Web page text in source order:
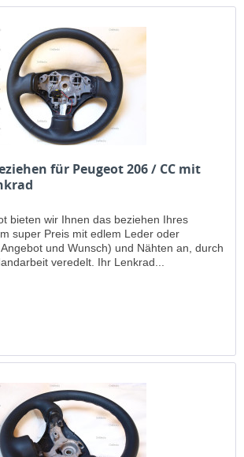
für Peugeot 206 / CC mit
bieten wir Ihnen das beziehen Ihres
super Preis mit edlem Leder oder
und Wunsch) und Nähten an, durch
veredelt. Ihr Lenkrad...